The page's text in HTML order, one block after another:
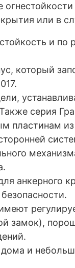
или в
и по
который
серия
пластинам
анкерного
замок),
и